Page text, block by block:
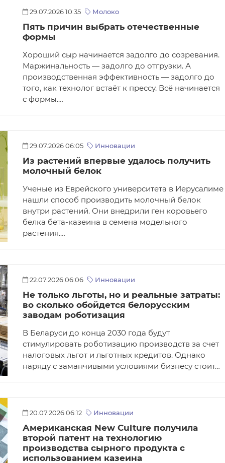
29.07.2026 10:35 Молоко
Пять причин выбрать отечественные
формы
Хороший сыр начинается задолго до созревания.
Маржинальность — задолго до отгрузки. А
производственная эффективность — задолго до
того, как технолог встаёт к прессу. Всё начинается
с формы.…
29.07.2026 06:05 Инновации
Из растений впервые удалось получить
молочный белок
Ученые из Еврейского университета в Иерусалиме
нашли способ производить молочный белок
внутри растений. Они внедрили ген коровьего
белка бета-казеина в семена модельного
растения.…
22.07.2026 06:06 Инновации
Не только льготы, но и реальные затраты:
во сколько обойдется белорусским
заводам роботизация
В Беларуси до конца 2030 года будут
стимулировать роботизацию производств за счет
налоговых льгот и льготных кредитов. Однако
наряду с заманчивыми условиями бизнесу стоит…
20.07.2026 06:12 Инновации
Американская New Culture получила
второй патент на технологию
производства сырного продукта с
использованием казеина